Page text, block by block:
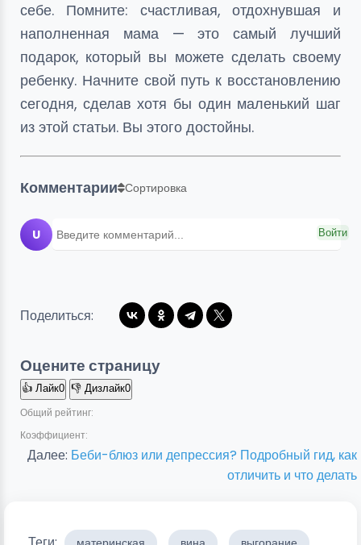
себе. Помните: счастливая, отдохнувшая и
наполненная мама — это самый лучший
подарок, который вы можете сделать своему
ребенку. Начните свой путь к восстановлению
сегодня, сделав хотя бы один маленький шаг
из этой статьи. Вы этого достойны.
Комментарии Сортировка
U Войти
Поделиться:
Оцените страницу
👍 Лайк0 👎 Дизлайк0
Общий рейтинг:
Коэффициент:
Далее: Беби-блюз или депрессия? Подробный гид, как
отличить и что делать